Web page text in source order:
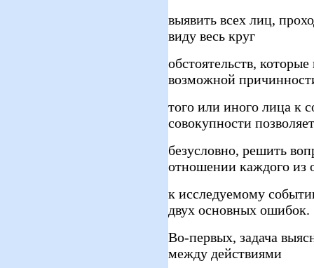
выявить всех лиц,
виду весь круг
обстоятельств,
возможной
того или иного лица к
совокупности
безусловно, решить
отношении каждого из
к исследуемому
двух основных ошибок.
Во-первых, задача
между действиями